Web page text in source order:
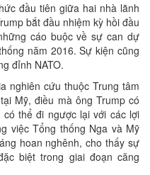
đầu tiên giữa hai nhà lãnh
bắt đầu nhiệm kỳ hồi đầu
cáo buộc về sự can dự
năm 2016. Sự kiện cũng
đỉnh NATO.
nghiên cứu thuộc Trung tâm
Mỹ, điều mà ông Trump có
thể đi ngược lại với các lợi
việc Tổng thống Nga và Mỹ
hoan nghênh, cho thấy sự
biệt trong giai đoạn căng